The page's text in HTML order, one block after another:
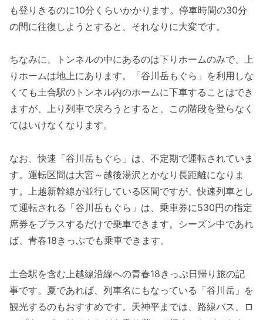
も登りきるのに10分くらいかかります。停車時間の30分
の間に往復しようとすると、それなりに大変です。
ちなみに、トンネルの中にあるのは下りホームのみで、上
りホームは地上にあります。「谷川岳もぐら」を利用しな
くても土合駅のトンネル内のホームに下車することはでき
ますが、上り列車で戻ろうとすると、この階段を登らなく
てはいけなくなります。
なお、快速「谷川岳もぐら」は、不定期で運転されていま
す。運転区間は大宮～越後湯沢とかなり長距離になりま
す。上越新幹線が並行している区間ですが、快速列車とし
て運転される「谷川岳もぐら」は、乗車券に530円の指定
席券をプラスするだけで乗車できます。シーズン中であれ
ば、青春18きっぷでも乗車できます。
土合駅を含む上越線沿線への青春18きっぷ日帰り旅の記
事です。夏であれば、列車名にもなっている「谷川岳」を
観光するのもおすすめです。天神平までは、路線バス、ロ